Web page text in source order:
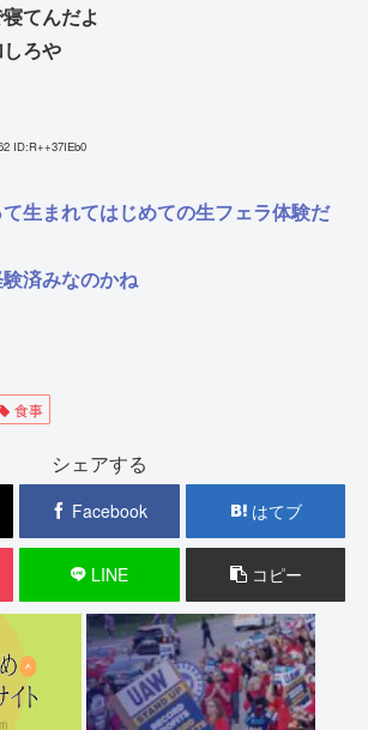
てんだよ
ろや
ID:R++37IEb0
生まれてはじめての生フェラ体験だ
済みなのかね
食事
シェアする
Facebook はてブ
LINE コピー